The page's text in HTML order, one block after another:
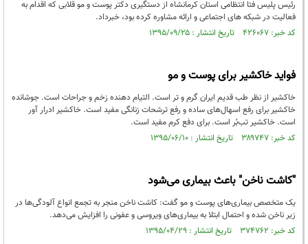
رئیس پلیس فتا انتظامی استان کرمانشاه از دستگیری دکتر پوست و مو قلابی که اقدام به
فعالیت در شبکه های اجتماعی و ارائه مشاوره کرده بود، خبرداد.
کد خبر: ۴۲۶۰۶۷ تاریخ انتشار : ۱۳۹۵/۰۹/۲۵
فواید خاکشیر برای پوست و مو
خاکشیر از نظر طب قدیم ایران گرم و تر است. التیام دهنده زخم و جراحات است. جوشانده
خاکشیر برای رفع اسهال‌های ساده و رفع ترشحات زنانگی مفید است. خاکشیر ادرار آور
است. خاکشیر تب‌بُر است. برای دفع کرم مفید است.
کد خبر: ۳۸۹۷۴۷ تاریخ انتشار : ۱۳۹۵/۰۶/۱۰
"کاشت ناخن" باعث بیماری می‌شود
یک متخصص بیماری‌های پوست و مو گفت: کاشت ناخن منجر به تجمع انواع آلودگی‌ها در
زیر ناخن شده و احتمال ابتلا به بیماری‌های ویروسی و عفونی را افزایش می‌دهد.
کد خبر: ۳۷۴۷۶۲ تاریخ انتشار : ۱۳۹۵/۰۴/۲۹